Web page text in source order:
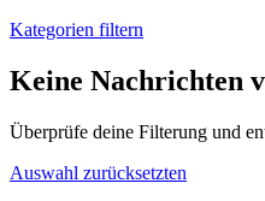
Kategorien filtern
Keine Nachrichten
Überprüfe deine Filterung und
Auswahl zurücksetzten